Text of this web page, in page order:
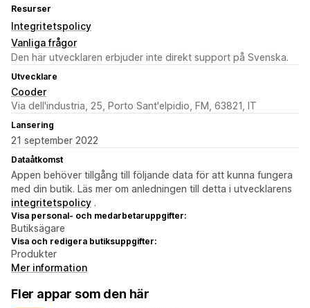
Resurser
Integritetspolicy
Vanliga frågor
Den här utvecklaren erbjuder inte direkt support på Svenska.
Utvecklare
Cooder
Via dell'industria, 25, Porto Sant'elpidio, FM, 63821, IT
Lansering
21 september 2022
Dataåtkomst
Appen behöver tillgång till följande data för att kunna fungera
med din butik. Läs mer om anledningen till detta i utvecklarens
integritetspolicy .
Visa personal- och medarbetaruppgifter:
Butiksägare
Visa och redigera butiksuppgifter:
Produkter
Mer information
Fler appar som den här